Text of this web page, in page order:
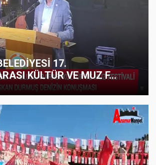
17.
KÜLTÜR VE MUZ F...